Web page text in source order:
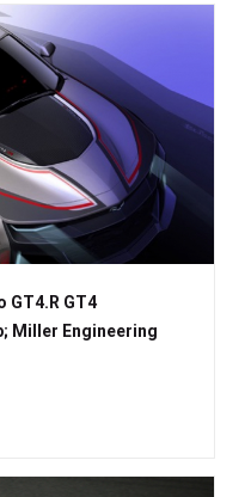
GT4.R GT4
Miller Engineering